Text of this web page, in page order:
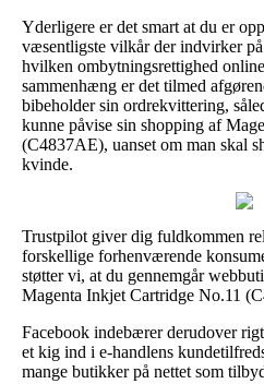
Yderligere er det smart at du er
væsentligste vilkår der indvirker
hvilken ombytningsrettighed
sammenhæng er det tilmed
bibeholder sin ordrekvittering,
kunne påvise sin shopping af
(C4837AE), uanset om man skal
kvinde.
Trustpilot giver dig fuldkommen
forskellige forhenværende
støtter vi, at du gennemgår
Magenta Inkjet Cartridge No.11
Facebook indebærer derudover
et kig ind i e-handlens
mange butikker på nettet som